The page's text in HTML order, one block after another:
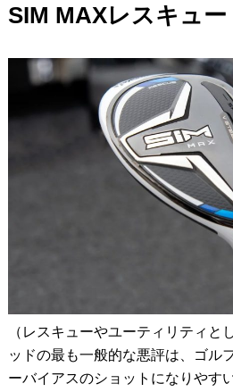
SIM MAXレスキュー
（レスキューやユーティリティと
ッドの最も一般的な悪評は、ゴル
ーバイアスのショットになりやす